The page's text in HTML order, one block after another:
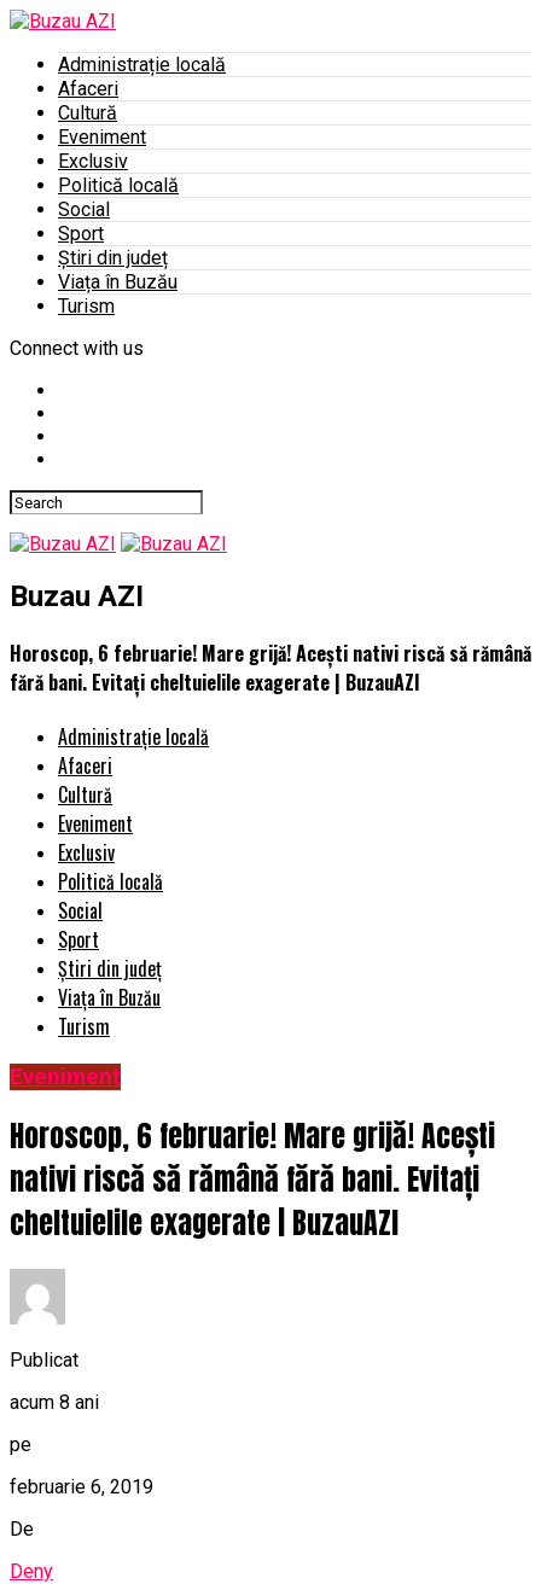
Administrație locală
Afaceri
Cultură
Eveniment
Exclusiv
Politică locală
Social
Sport
Știri din județ
Viața în Buzău
Turism
Connect with us
Buzau AZI
Horoscop, 6 februarie! Mare grijă! Acești nativi riscă să rămână
fără bani. Evitați cheltuielile exagerate | BuzauAZI
Administrație locală
Afaceri
Cultură
Eveniment
Exclusiv
Politică locală
Social
Sport
Știri din județ
Viața în Buzău
Turism
Eveniment
Horoscop, 6 februarie! Mare grijă! Acești
nativi riscă să rămână fără bani. Evitați
cheltuielile exagerate | BuzauAZI
Publicat
acum 8 ani
pe
februarie 6, 2019
De
Deny